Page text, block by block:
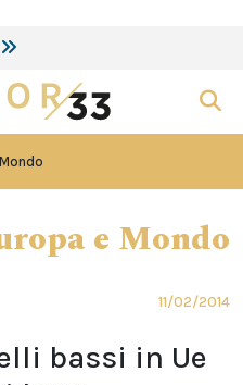
e Mondo
11/02/2014
bassi in Ue